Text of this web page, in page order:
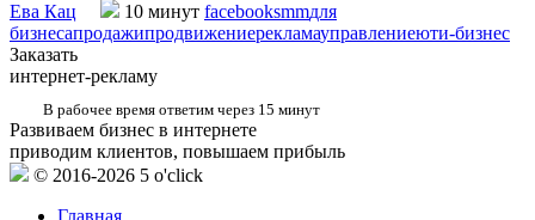
Ева Кац 10 минут facebooksmmдля
бизнесапродажипродвижениерекламауправлениеюти-бизнес
Заказать
интернет-рекламу
В рабочее время ответим через 15 минут
Развиваем бизнес в интернете
приводим клиентов, повышаем прибыль
© 2016-2026 5 o'click
Главная